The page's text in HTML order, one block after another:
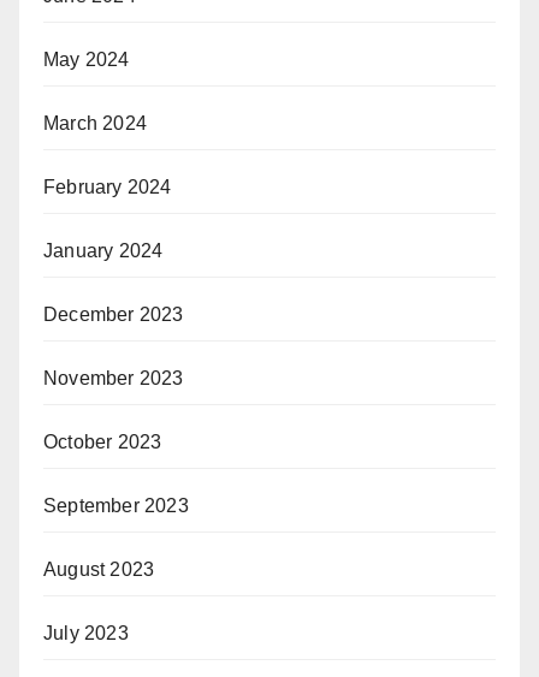
May 2024
March 2024
February 2024
January 2024
December 2023
November 2023
October 2023
September 2023
August 2023
July 2023